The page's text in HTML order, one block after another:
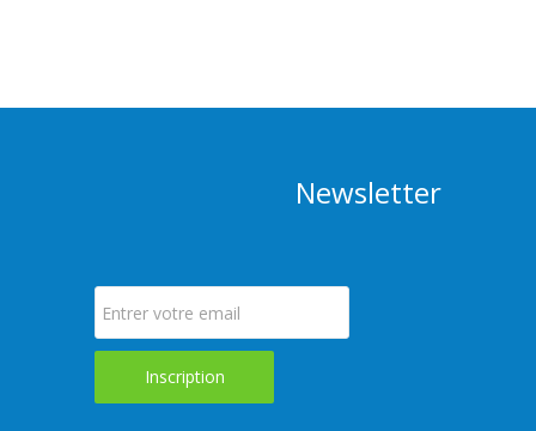
Newsletter